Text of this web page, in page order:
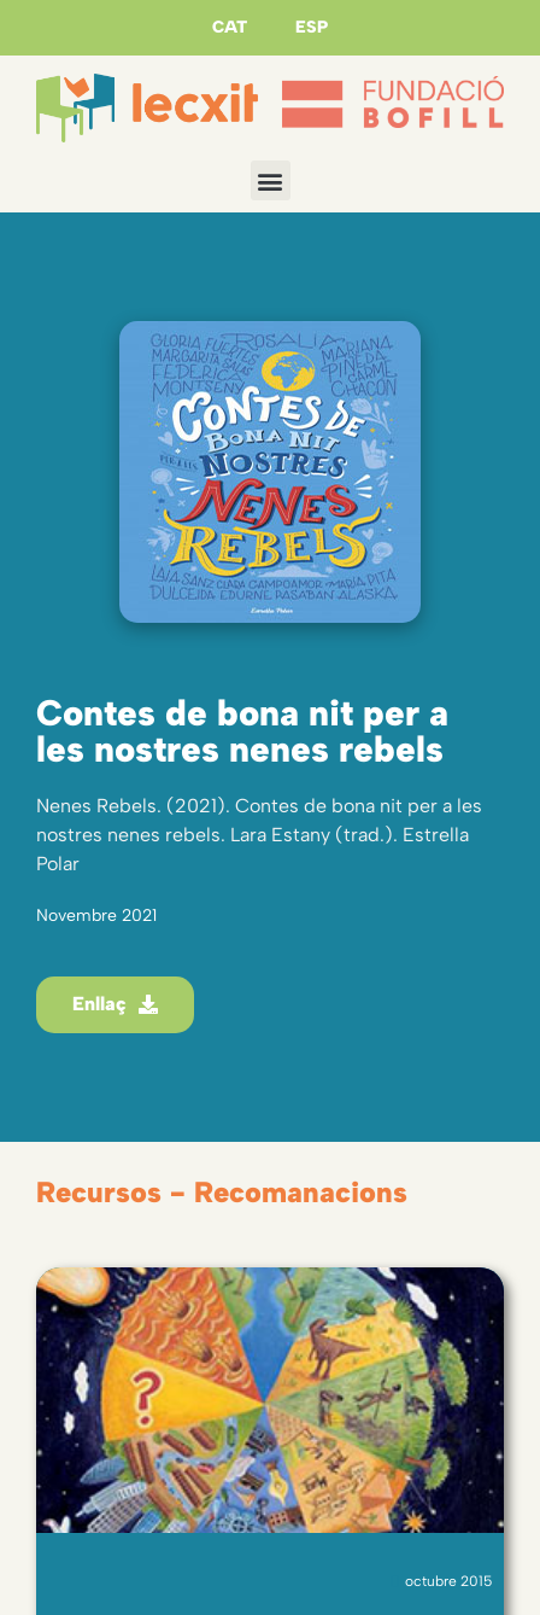
CAT ESP
Contes de bona nit per a
les nostres nenes rebels
Nenes Rebels. (2021). Contes de bona nit per a les
nostres nenes rebels. Lara Estany (trad.). Estrella
Polar
Novembre 2021
Enllaç
Recursos - Recomanacions
octubre 2015